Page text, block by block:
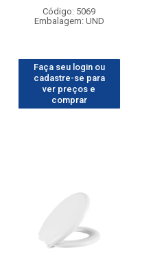
Código: 5069
Embalagem: UND
Faça seu login ou
cadastre-se para
ver preços e
comprar